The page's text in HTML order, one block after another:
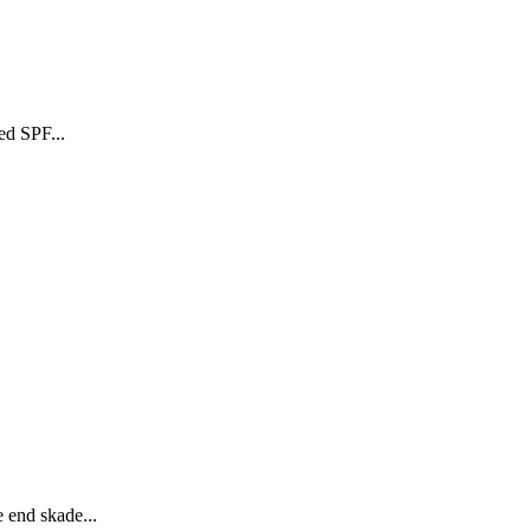
SPF...
skade...